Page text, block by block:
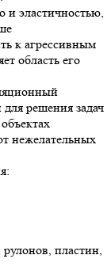
эластичностью,
к агрессивным
область его
решения задач
нежелательных
пластин,